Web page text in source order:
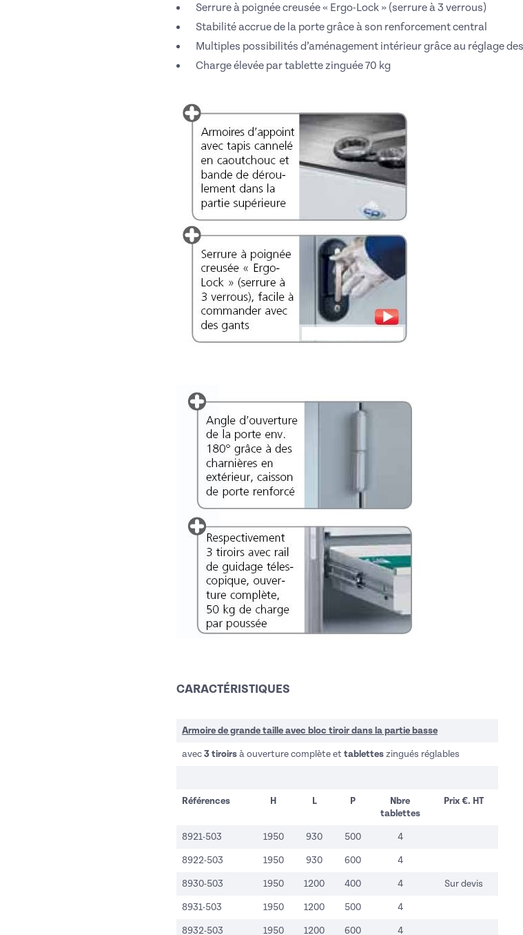
Serrure à poignée creusée « Ergo-Lock » (serrure à 3 verrous)
Stabilité accrue de la porte grâce à son renforcement central
Multiples possibilités d’aménagement intérieur grâce au réglage
Charge élevée par tablette zinguée 70 kg
CARACTÉRISTIQUES
Armoire de grande taille avec bloc tiroir dans la partie basse
avec 3 tiroirs à ouverture complète et tablettes zingués réglables
Références H L P
Nbre
tablettes
Prix €. HT
8921-503 1950 930 500 4
8922-503 1950 930 600 4
8930-503 1950 1200 400 4 Sur devis
8931-503 1950 1200 500 4
8932-503 1950 1200 600 4